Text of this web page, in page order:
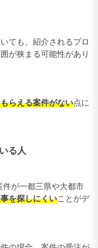
ても、紹介されるプロ
が狭まる可能性があり
らえる案件がない点に
る人
件が一都三県や大都市
を探しにくいことがデ